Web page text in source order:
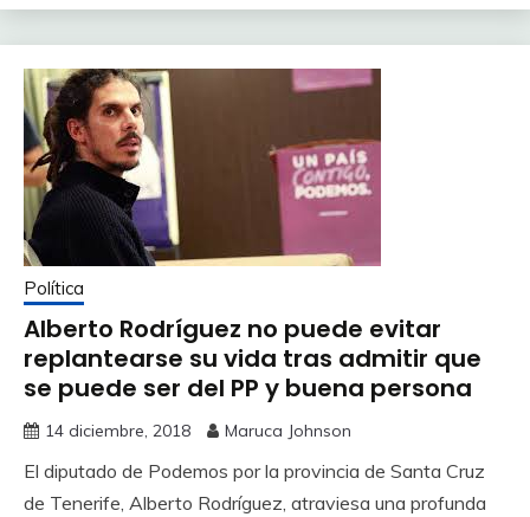
Política
Alberto Rodríguez no puede evitar
replantearse su vida tras admitir que
se puede ser del PP y buena persona
14 diciembre, 2018 Maruca Johnson
El diputado de Podemos por la provincia de Santa Cruz
de Tenerife, Alberto Rodríguez, atraviesa una profunda